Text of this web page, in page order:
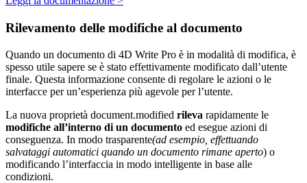
Rilevamento delle modifiche al documento
Quando un documento di 4D Write Pro è in modalità di modifica, è
spesso utile sapere se è stato effettivamente modificato dall’utente
finale. Questa informazione consente di regolare le azioni o le
interfacce per un’esperienza più agevole per l’utente.
La nuova proprietà document.modified rileva rapidamente le
modifiche all’interno di un documento ed esegue azioni di
conseguenza. In modo trasparente(ad esempio, effettuando
salvataggi automatici quando un documento rimane aperto) o
modificando l’interfaccia in modo intelligente in base alle
condizioni.